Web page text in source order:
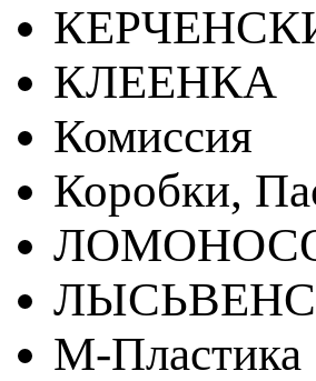
КЛЕЕНКА
Комиссия
Коробки,
М-Пластика